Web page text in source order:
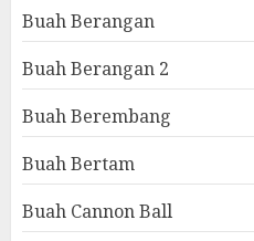
Buah Berangan
Buah Berangan 2
Buah Berembang
Buah Bertam
Buah Cannon Ball